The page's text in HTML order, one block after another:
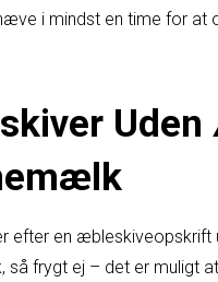
i mindst en time for at
Uden
efter en
frygt ej – det er muligt